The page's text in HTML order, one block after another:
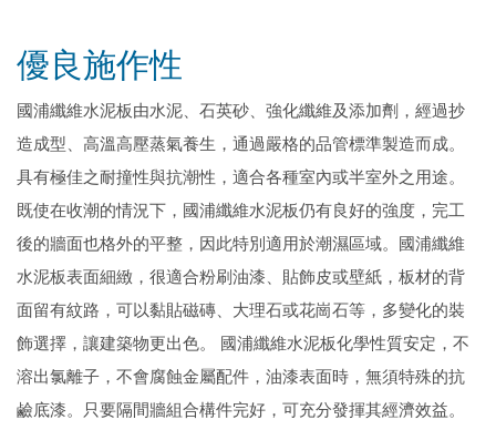
優良施作性
國浦纖維水泥板由水泥、石英砂、強化纖維及添加劑，經過抄
造成型、高溫高壓蒸氣養生，通過嚴格的品管標準製造而成。
具有極佳之耐撞性與抗潮性，適合各種室內或半室外之用途。
既使在收潮的情況下，國浦纖維水泥板仍有良好的強度，完工
後的牆面也格外的平整，因此特別適用於潮濕區域。國浦纖維
水泥板表面細緻，很適合粉刷油漆、貼飾皮或壁紙，板材的背
面留有紋路，可以黏貼磁磚、大理石或花崗石等，多變化的裝
飾選擇，讓建築物更出色。 國浦纖維水泥板化學性質安定，不
溶出氯離子，不會腐蝕金屬配件，油漆表面時，無須特殊的抗
鹼底漆。只要隔間牆組合構件完好，可充分發揮其經濟效益。